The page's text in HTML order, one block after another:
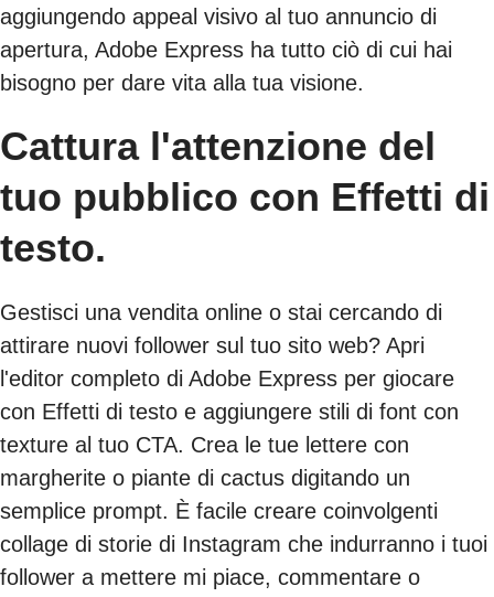
aggiungendo appeal visivo al tuo annuncio di
apertura, Adobe Express ha tutto ciò di cui hai
bisogno per dare vita alla tua visione.
Cattura l'attenzione del
tuo pubblico con Effetti di
testo.
Gestisci una vendita online o stai cercando di
attirare nuovi follower sul tuo sito web? Apri
l'editor completo di Adobe Express per giocare
con Effetti di testo e aggiungere stili di font con
texture al tuo CTA. Crea le tue lettere con
margherite o piante di cactus digitando un
semplice prompt. È facile creare coinvolgenti
collage di storie di Instagram che indurranno i tuoi
follower a mettere mi piace, commentare o